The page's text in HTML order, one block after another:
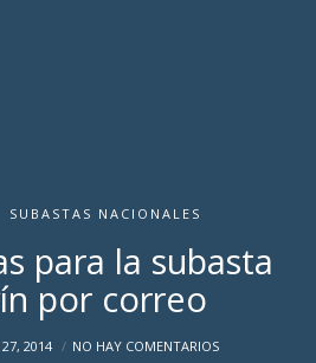
SUBASTAS NACIONALES
para la subasta
por correo
27, 2014 NO HAY COMENTARIOS